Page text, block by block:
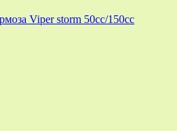
Viper storm 50cc/150cc